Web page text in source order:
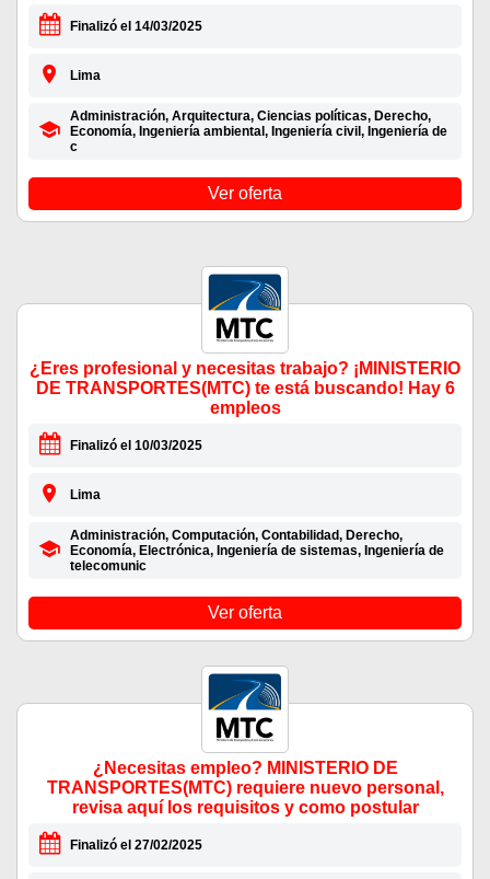
Finalizó el 14/03/2025
Lima
Administración, Arquitectura, Ciencias políticas, Derecho,
Economía, Ingeniería ambiental, Ingeniería civil, Ingeniería de
c
Ver oferta
¿Eres profesional y necesitas trabajo? ¡MINISTERIO
DE TRANSPORTES(MTC) te está buscando! Hay 6
empleos
Finalizó el 10/03/2025
Lima
Administración, Computación, Contabilidad, Derecho,
Economía, Electrónica, Ingeniería de sistemas, Ingeniería de
telecomunic
Ver oferta
¿Necesitas empleo? MINISTERIO DE
TRANSPORTES(MTC) requiere nuevo personal,
revisa aquí los requisitos y como postular
Finalizó el 27/02/2025